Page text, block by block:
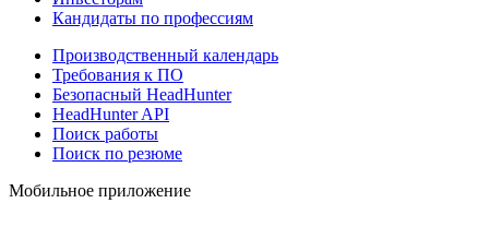
Кандидаты по профессиям
Производственный календарь
Требования к ПО
Безопасный HeadHunter
HeadHunter API
Поиск работы
Поиск по резюме
Мобильное приложение